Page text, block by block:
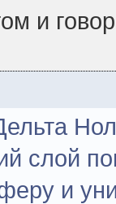
и
слой
и